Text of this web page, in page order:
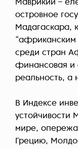
Маврикий –
островное
Мадагаскара,
“африканским
среди стран
финансовая и
реальность, а
В Индексе
устойчивости
мире,
Грецию,